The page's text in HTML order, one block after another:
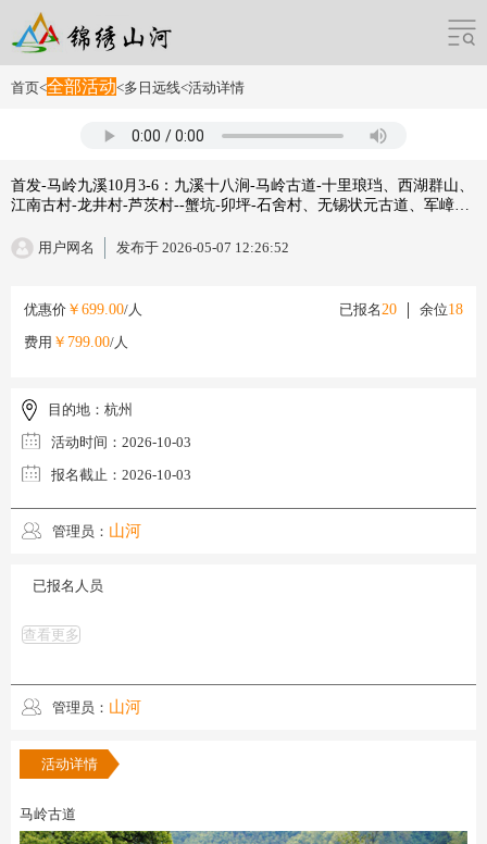
首页<全部活动<多日远线<活动详情
首发-马岭九溪10月3-6：九溪十八涧-马岭古道-十里琅珰、西湖群山、
江南古村-龙井村-芦茨村--蟹坑-卯坪-石舍村、无锡状元古道、军嶂古
用户网名
发布于 2026-05-07 12:26:52
优惠价 ￥699.00/人 余位18
已报名20
费用 ￥799.00/人
目的地： 杭州
活动时间： 2026-10-03
报名截止： 2026-10-03
管理员： 山河
已报名人员
查看更多
管理员： 山河
活动详情
马岭古道